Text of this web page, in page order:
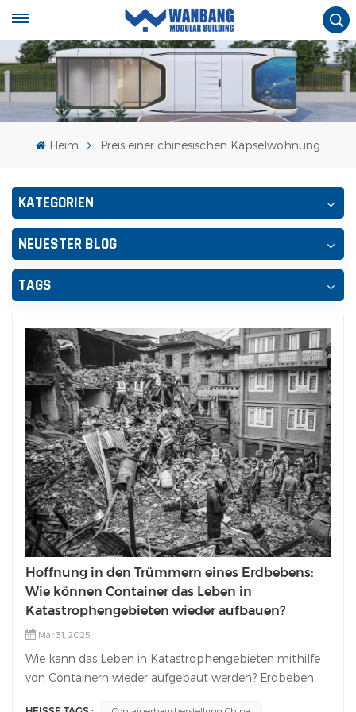
Heim Preis einer chinesischen Kapselwohnung
KATEGORIEN
NEUESTER BLOG
TAGS
Hoffnung in den Trümmern eines Erdbebens:
Wie können Container das Leben in
Katastrophengebieten wieder aufbauen?
Mar 31, 2025
Wie kann das Leben in Katastrophengebieten mithilfe
von Containern wieder aufgebaut werden? Erdbeben